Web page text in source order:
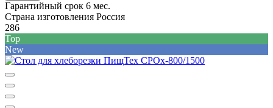
Гарантийный срок 6 мес.
Страна изготовления Россия
286
Top
New